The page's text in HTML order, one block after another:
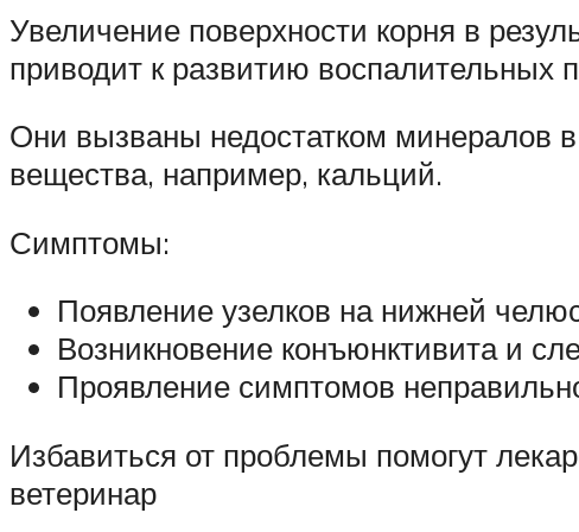
Увеличение поверхности корня в
приводит к развитию воспалительных
Они вызваны недостатком минералов
вещества, например, кальций.
Симптомы:
Появление узелков на нижней
Возникновение конъюнктивита и
Проявление симптомов
Избавиться от проблемы помогут
ветеринар